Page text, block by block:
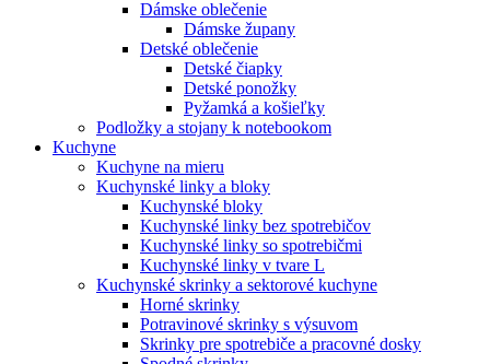
Dámske oblečenie
Dámske župany
Detské oblečenie
Detské čiapky
Detské ponožky
Pyžamká a košieľky
Podložky a stojany k notebookom
Kuchyne
Kuchyne na mieru
Kuchynské linky a bloky
Kuchynské bloky
Kuchynské linky bez spotrebičov
Kuchynské linky so spotrebičmi
Kuchynské linky v tvare L
Kuchynské skrinky a sektorové kuchyne
Horné skrinky
Potravinové skrinky s výsuvom
Skrinky pre spotrebiče a pracovné dosky